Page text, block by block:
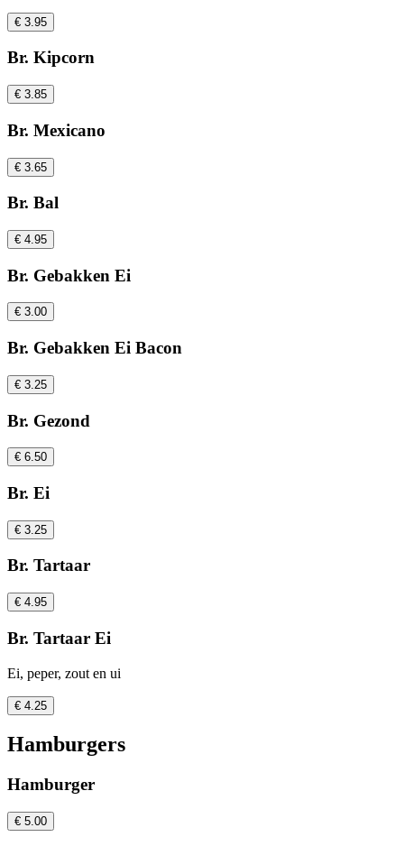
€ 3.95
Br. Kipcorn
€ 3.85
Br. Mexicano
€ 3.65
Br. Bal
€ 4.95
Br. Gebakken Ei
€ 3.00
Br. Gebakken Ei Bacon
€ 3.25
Br. Gezond
€ 6.50
Br. Ei
€ 3.25
Br. Tartaar
€ 4.95
Br. Tartaar Ei
Ei, peper, zout en ui
€ 4.25
Hamburgers
Hamburger
€ 5.00